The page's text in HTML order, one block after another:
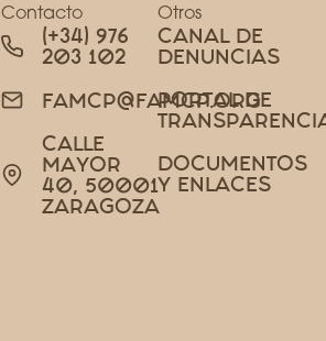
Contacto
(+34) 976
203 102
FAMCP@FAMCP.ORG
CALLE
MAYOR
40, 50001
ZARAGOZA
Otros
CANAL DE
DENUNCIAS
PORTAL DE
DOCUMENTOS
Y ENLACES